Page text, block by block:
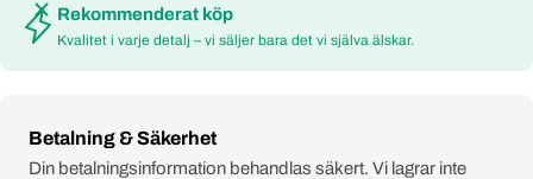
Rekommenderat köp
Kvalitet i varje detalj – vi säljer bara det vi själva älskar.
Betalning & Säkerhet
Payment
methods
Din betalningsinformation behandlas säkert. Vi lagrar inte